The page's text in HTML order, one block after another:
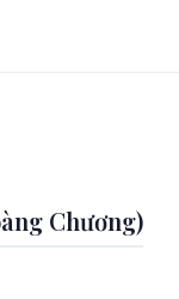
Chương)